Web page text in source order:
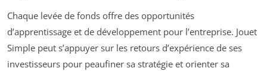
Chaque levée de fonds offre des opportunités
d’apprentissage et de développement pour l’entreprise. Jouet
Simple peut s’appuyer sur les retours d’expérience de ses
investisseurs pour peaufiner sa stratégie et orienter sa